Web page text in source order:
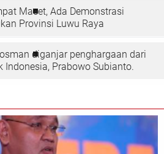
Macet, Ada Demonstrasi
Provinsi Luwu Raya
diganjar penghargaan dari
Indonesia, Prabowo Subianto.